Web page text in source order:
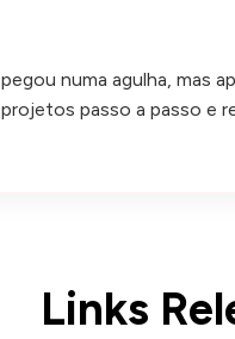
numa agulha, mas
passo a passo e
Links